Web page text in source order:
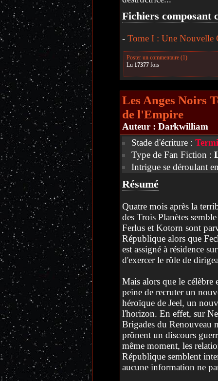
Fichiers composant
- Tome I : Une Nouvelle
Poster un commentaire (1)
Lu 17377fois
Les Anges Noirs
de l'Empire
Auteur : Darkwilliam
Stade d'écriture :
Type de Fan Fiction :
Intrigue se déroulant
Résumé
Quatre mois après la
des Trois Planètes
Ferlus et Kotorn sont
République alors que
est assigné à résidence
d'exercer le rôle de
Mais alors que le célèbre
peine de recruter un
héroïque de Jeel, un
l'horizon. En effet, sur
Brigades du Renouveau
prônent un discours
même moment, les
République semblent
aucune information ne